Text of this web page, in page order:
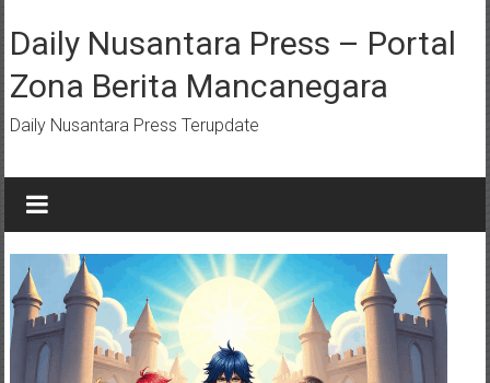
ke
konten
Daily Nusantara Press – Portal
Zona Berita Mancanegara
Daily Nusantara Press Terupdate